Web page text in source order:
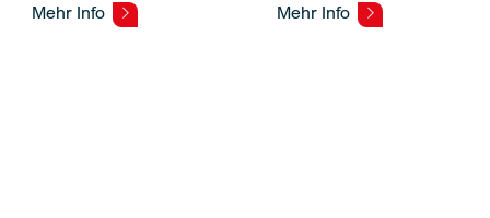
Mehr Info Mehr Info